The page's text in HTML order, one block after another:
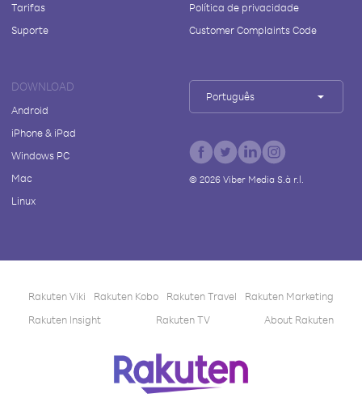
Tarifas
Suporte
Política de privacidade
Customer Complaints Code
DOWNLOAD
Android
iPhone & iPad
Windows PC
Mac
Linux
Português
© 2026Viber Media S.à r.l.
Rakuten Viki Rakuten Kobo Rakuten Travel
Rakuten Marketing
Rakuten Insight
Rakuten TV About Rakuten